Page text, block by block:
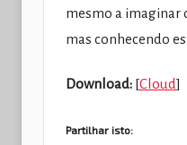
mesmo a imaginar
mas conhecendo
Download: [Cloud]
Partilhar isto: